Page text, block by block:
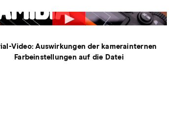
Video: Auswirkungen der kamerainternen
Farbeinstellungen auf die Datei